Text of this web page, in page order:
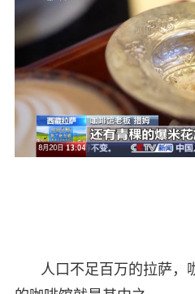
人口不足百万的拉萨，